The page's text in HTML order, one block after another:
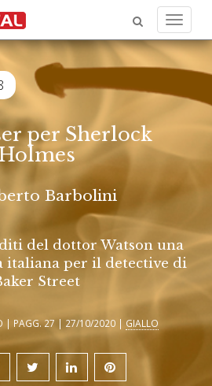
Menu
per Sherlock
Barbolini
del dottor Watson una
italiana per il detective di
Street
| PAGG. 27 | 27/10/2020 | GIALLO